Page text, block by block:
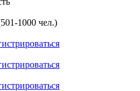
1000 чел.)